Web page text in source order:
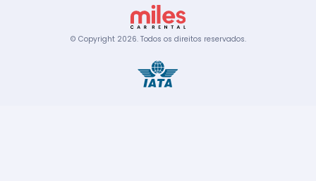
© Copyright 2026. Todos os direitos reservados.